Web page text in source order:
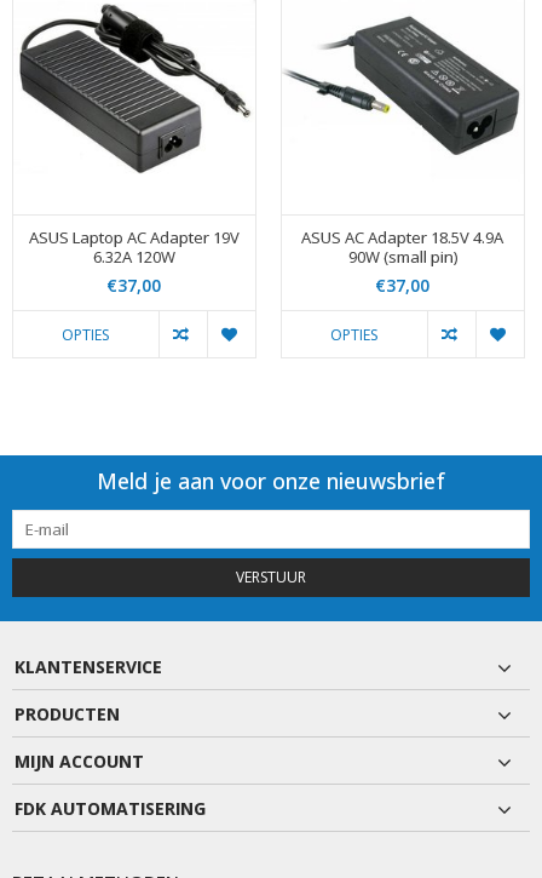
ASUS Laptop AC Adapter 19V
6.32A 120W
€37,00
OPTIES
ASUS AC Adapter 18.5V 4.9A
90W (small pin)
€37,00
OPTIES
Meld je aan voor onze nieuwsbrief
VERSTUUR
KLANTENSERVICE
PRODUCTEN
MIJN ACCOUNT
FDK AUTOMATISERING